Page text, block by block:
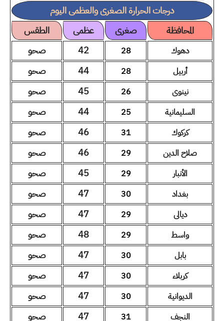
درجات الحرارة الصغرى والعظمى اليوم
المحافظة
صغرى عظمى الطقس
دهوك 28
42 صحو
أربيل 28
44 صحو
نينوى 26
45 صحو
السليمانية 25
44 صحو
كركوك 31
46 صحو
صلاح الدين 29
46 صحو
الأنبار 29
45 صحو
بغداد 30
47 صحو
ديالى 29
47 صحو
واسط 29
48 صحو
بابل 30
47 صحو
كربلاء 30
47 صحو
الديوانية 30
47 صحو
النجف 31
47 صحو